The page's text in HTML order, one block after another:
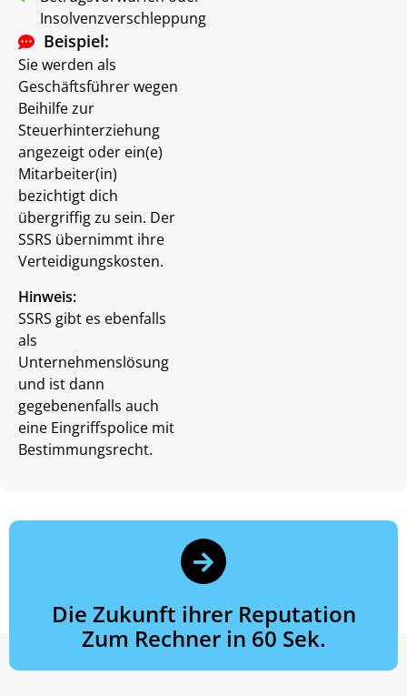
Insolvenzverschleppung
Beispiel:
Sie werden als
Geschäftsführer wegen
Beihilfe zur
Steuerhinterziehung
angezeigt oder ein(e)
Mitarbeiter(in)
bezichtigt dich
übergriffig zu sein. Der
SSRS übernimmt ihre
Verteidigungskosten.
Hinweis:
SSRS gibt es ebenfalls
als
Unternehmenslösung
und ist dann
gegebenenfalls auch
eine Eingriffspolice mit
Bestimmungsrecht.
Die Zukunft ihrer Reputation
Zum Rechner in 60 Sek.